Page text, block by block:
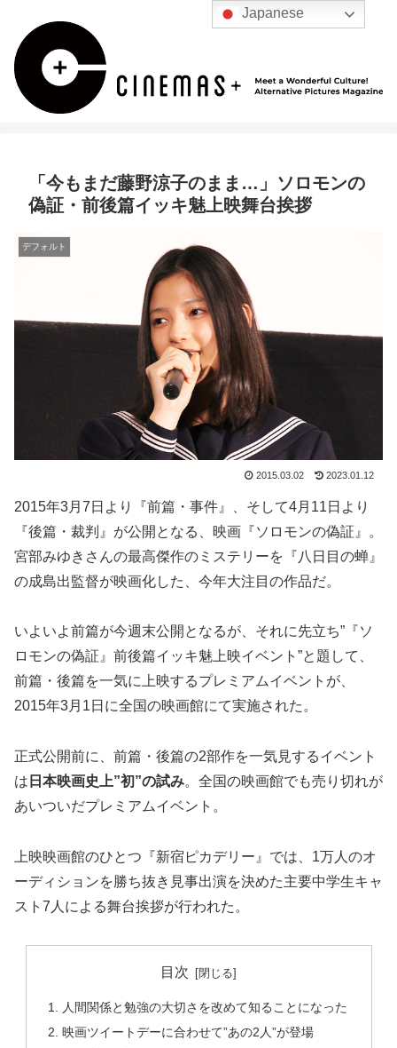
「今もまだ藤野涼子のまま…」ソロモンの
偽証・前後篇イッキ魅上映舞台挨拶
デフォルト
2015.03.02 2023.01.12
2015年3月7日より『前篇・事件』、そして4月11日より
『後篇・裁判』が公開となる、映画『ソロモンの偽証』。
宮部みゆきさんの最高傑作のミステリーを『八日目の蝉』
の成島出監督が映画化した、今年大注目の作品だ。
いよいよ前篇が今週末公開となるが、それに先立ち”『ソ
ロモンの偽証』前後篇イッキ魅上映イベント”と題して、
前篇・後篇を一気に上映するプレミアムイベントが、
2015年3月1日に全国の映画館にて実施された。
正式公開前に、前篇・後篇の2部作を一気見するイベント
は 日本映画史上”初”の試み。全国の映画館でも売り切れが
あいついだプレミアムイベント。
上映映画館のひとつ『新宿ピカデリー』では、1万人のオ
ーディションを勝ち抜き見事出演を決めた主要中学生キャ
スト7人による舞台挨拶が行われた。
目次
人間関係と勉強の大切さを改めて知ることになった
映画ツイートデーに合わせて”あの2人”が登場
Japanese